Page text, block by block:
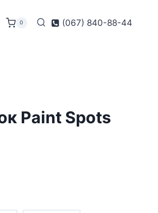
0 (067) 840-88-44
Paint Spots